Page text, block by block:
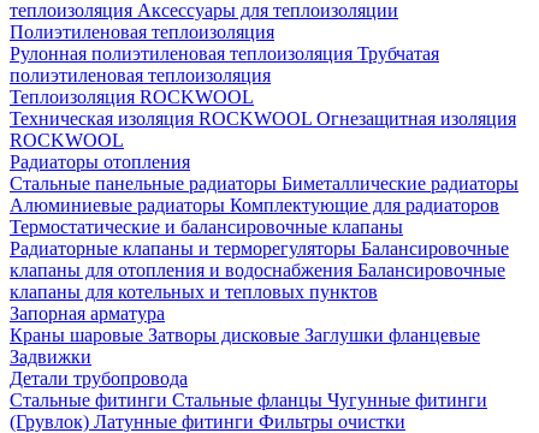
теплоизоляция Аксессуары для теплоизоляции
Полиэтиленовая теплоизоляция
Рулонная полиэтиленовая теплоизоляция Трубчатая
полиэтиленовая теплоизоляция
Теплоизоляция ROCKWOOL
Техническая изоляция ROCKWOOL Огнезащитная изоляция
ROCKWOOL
Радиаторы отопления
Стальные панельные радиаторы Биметаллические радиаторы
Алюминиевые радиаторы Комплектующие для радиаторов
Термостатические и балансировочные клапаны
Радиаторные клапаны и терморегуляторы Балансировочные
клапаны для отопления и водоснабжения Балансировочные
клапаны для котельных и тепловых пунктов
Запорная арматура
Краны шаровые Затворы дисковые Заглушки фланцевые
Задвижки
Детали трубопровода
Стальные фитинги Стальные фланцы Чугунные фитинги
(Грувлок) Латунные фитинги Фильтры очистки